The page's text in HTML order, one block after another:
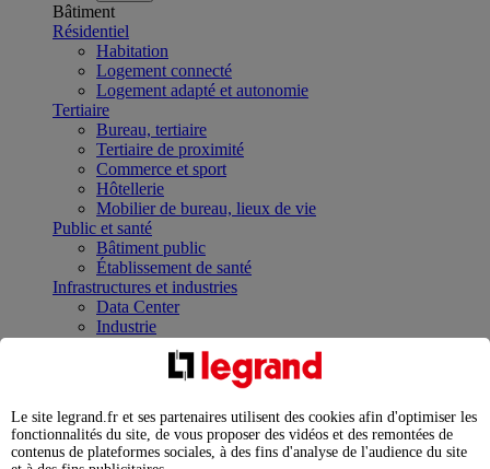
Bâtiment
Résidentiel
Habitation
Logement connecté
Logement adapté et autonomie
Tertiaire
Bureau, tertiaire
Tertiaire de proximité
Commerce et sport
Hôtellerie
Mobilier de bureau, lieux de vie
Public et santé
Bâtiment public
Établissement de santé
Infrastructures et industries
Data Center
Industrie
Infrastructures
Contrôler et planifier le fonctionnement des appareils
Répartir et optimiser son tableau électrique
Legrand Data Center Solutions : concentrer les
expertises au service de vos performances
Le site legrand.fr et ses partenaires utilisent des cookies afin d'optimiser les
fonctionnalités du site, de vous proposer des vidéos et des remontées de
contenus de plateformes sociales, à des fins d'analyse de l'audience du site